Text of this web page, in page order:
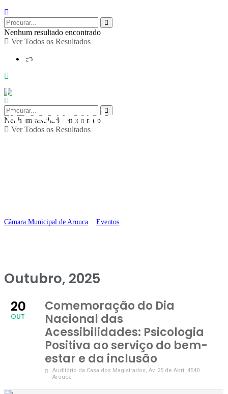
Nenhum resultado encontrado
Ver Todos os Resultados
Nenhum resultado encontrado
Ver Todos os Resultados
Comemoração do Dia
Nacional das
Acessibilidades:
Câmara Municipal de Arouca Eventos
Outubro, 2025
20
OUT
Comemoração do Dia
Nacional das
Acessibilidades: Psicologia
Positiva ao serviço do bem-
estar e da inclusão
Auditório da Casa dos Magistrados, Av. 25 de Abril 4540
Arouca